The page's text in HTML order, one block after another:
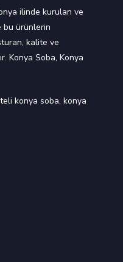
ilinde kurulan ve
bu ürünlerin
kalite ve
Konya Soba, Konya
konya soba, konya